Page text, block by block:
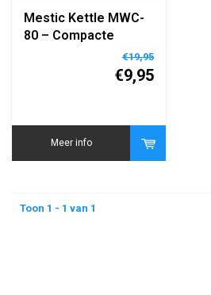
Mestic Kettle MWC-
80 – Compacte
Waterkoker voor
Camping en Reizen
€19,95
€9,95
Meer info
Toon 1 - 1 van 1